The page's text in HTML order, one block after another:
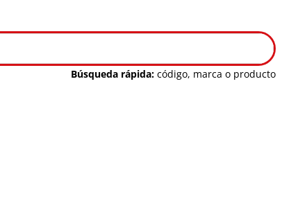
Búsqueda rápida: código, marca o producto